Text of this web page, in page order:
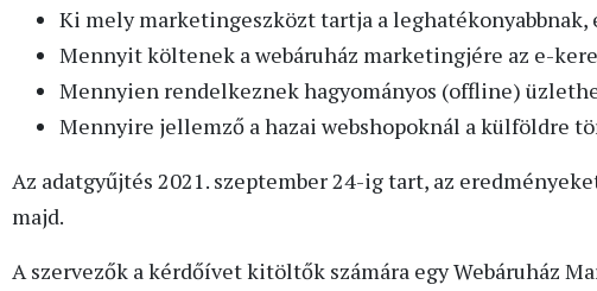
Ki mely marketingeszközt tartja a leghatékonyabbnak,
Mennyit költenek a webáruház marketingjére az e-
Mennyien rendelkeznek hagyományos (offline)
Mennyire jellemző a hazai webshopoknál a külföldre
Az adatgyűjtés 2021. szeptember 24-ig tart, az
majd.
A szervezők a kérdőívet kitöltők számára egy Webáruház